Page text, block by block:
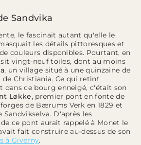
Sandvika
le fascinait autant qu'elle le
les détails pittoresques et
couleurs disponibles. Pourtant, en
vingt-neuf toiles, dont au moins
, un village situé à une quinzaine de
Christiania. Ce qui retint
dans ce bourg enneigé, c'était son
Løkke, premier pont en fonte de
de Bærums Verk en 1829 et
D'après les
ce pont aurait rappelé à Monet le
fait construire au-dessus de son
à Giverny.